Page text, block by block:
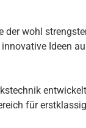
der wohl
Ideen
für